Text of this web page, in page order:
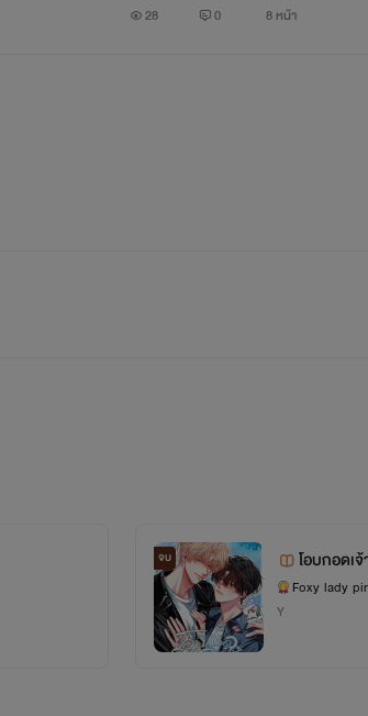
28 0 8 หน้า
จบ โอบกอดเ
Foxy lady
Y